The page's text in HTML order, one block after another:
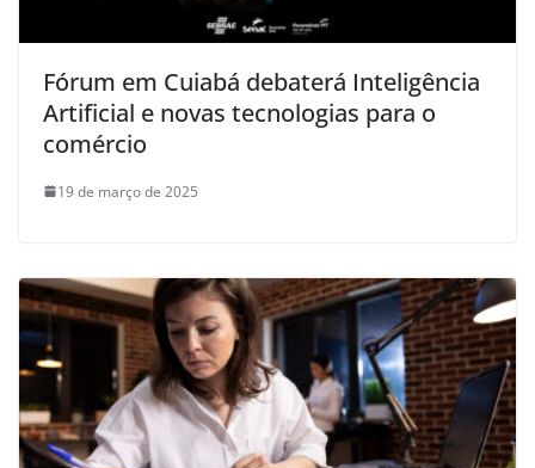
Fórum em Cuiabá debaterá Inteligência
Artificial e novas tecnologias para o
comércio
19 de março de 2025